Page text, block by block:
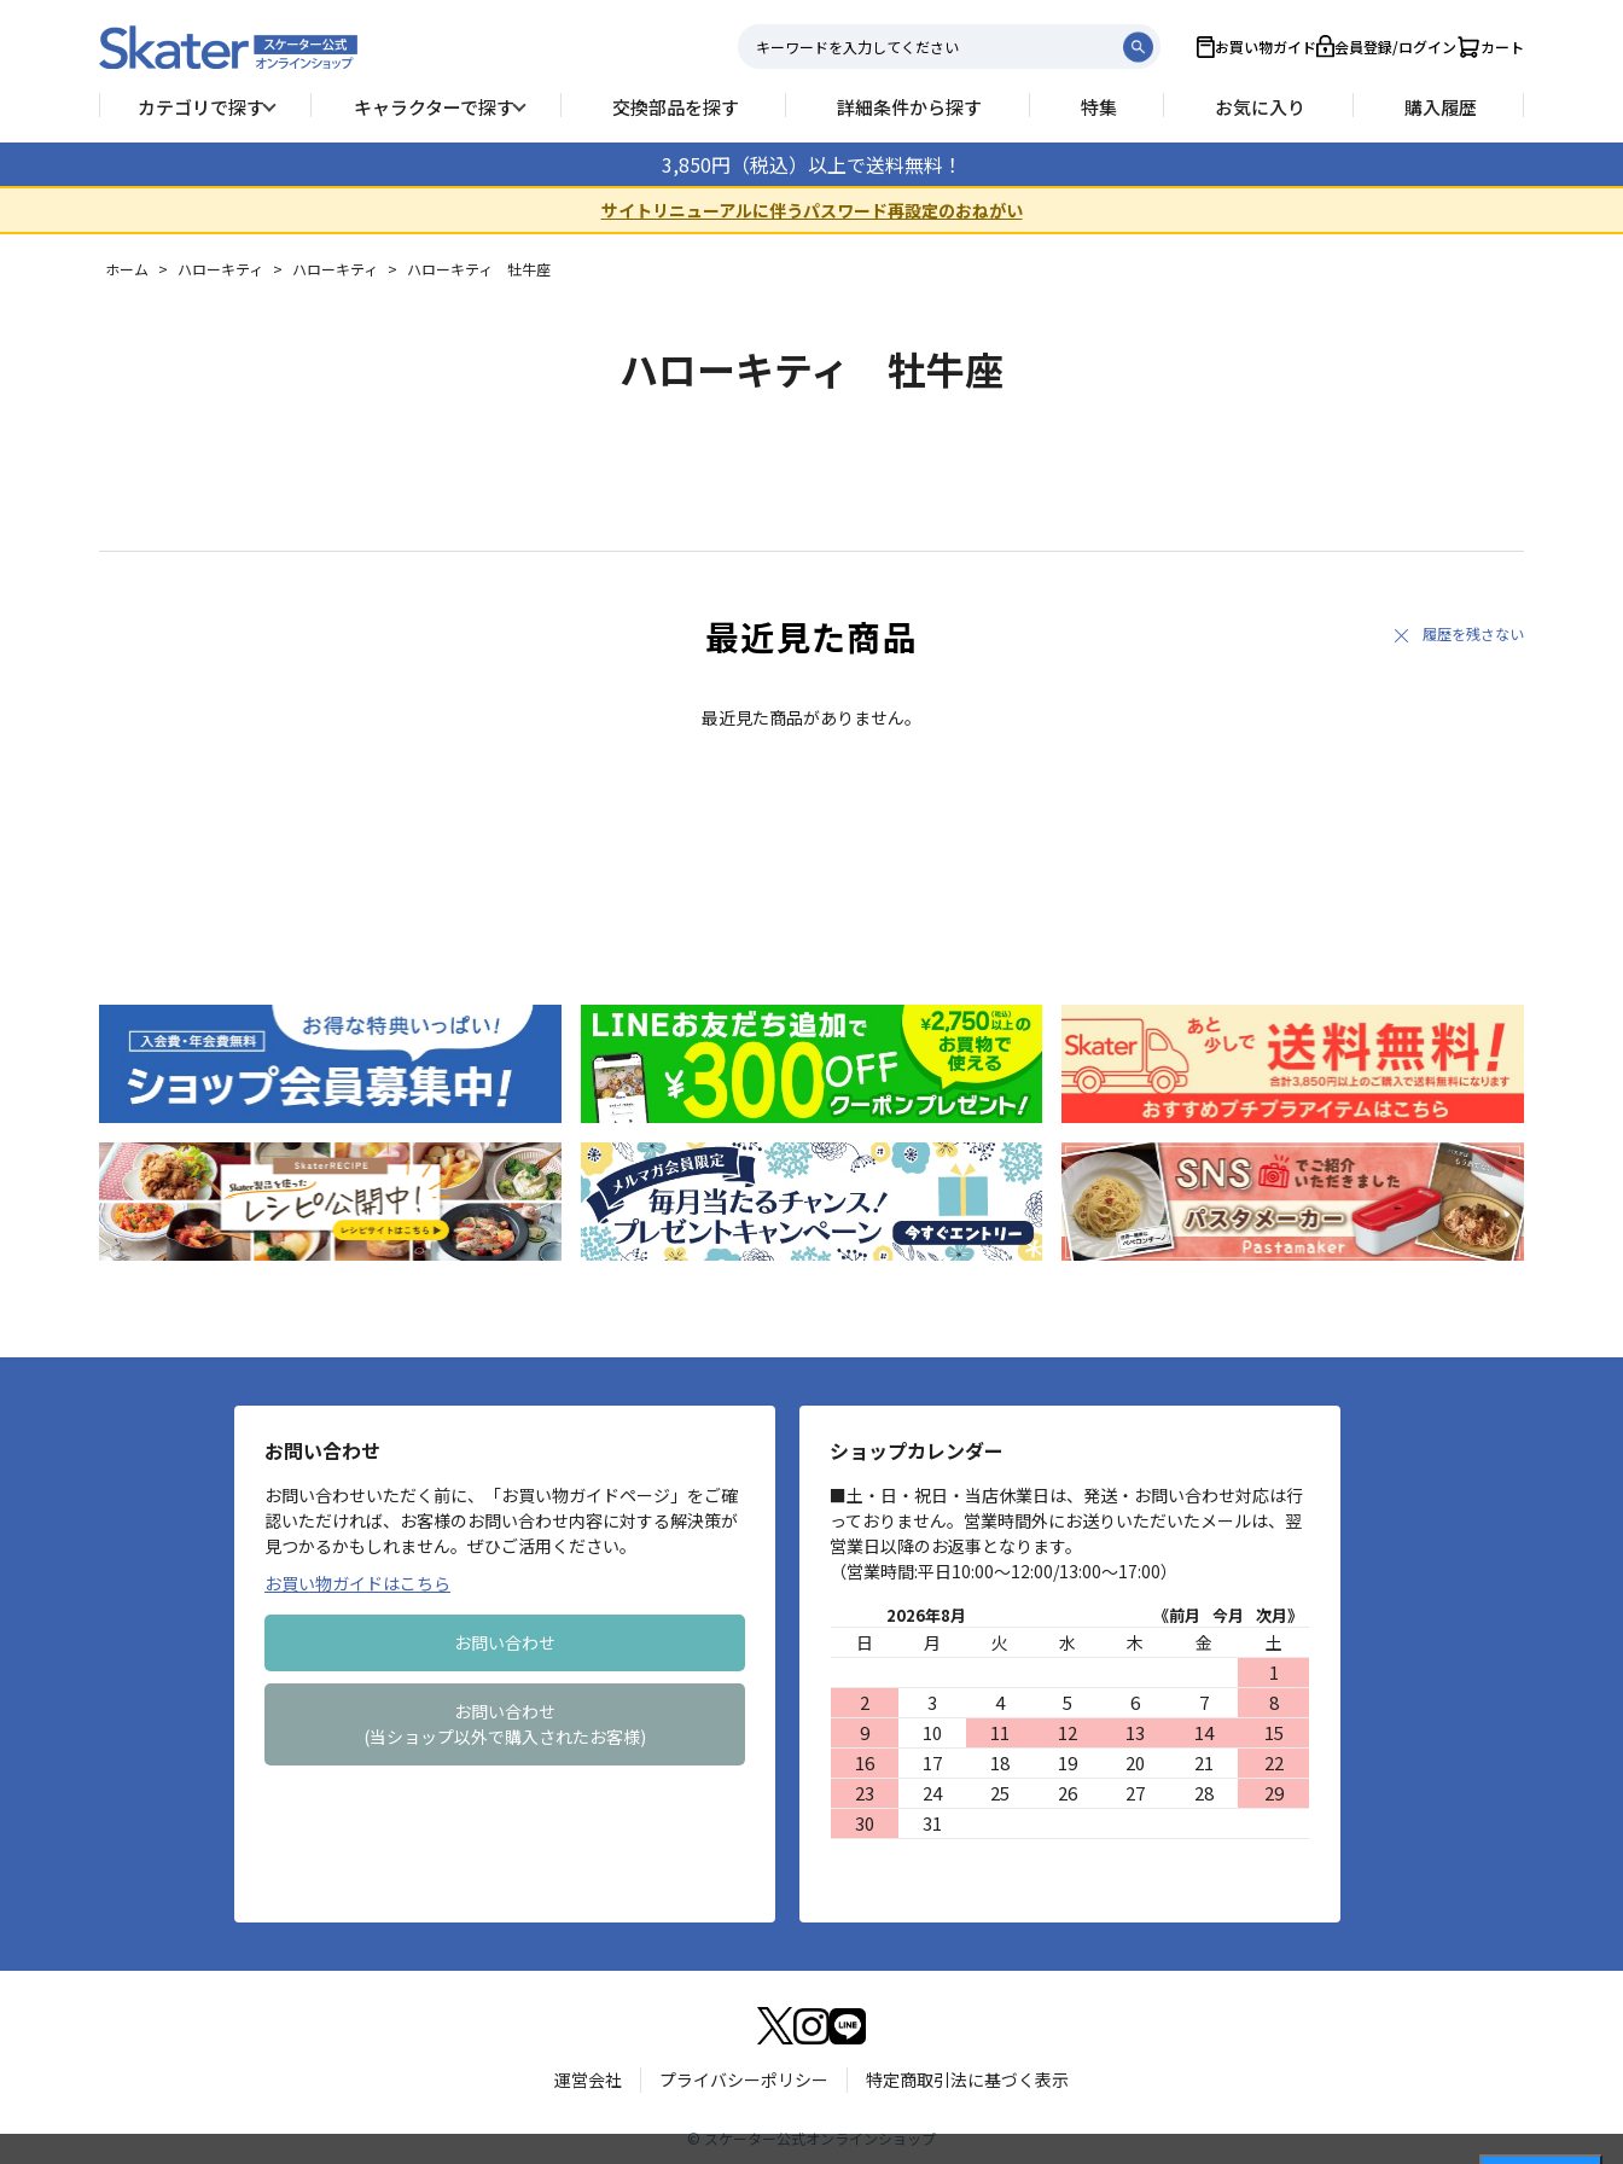
お買い物ガイド 会員登録/ログイン カート
カテゴリで探す キャラクターで探す 交換部品を探す 詳細条件から探す 特集 お気に入り 購入履歴
3,850円（税込）以上で送料無料！
サイトリニューアルに伴うパスワード再設定のおねがい
ホーム > ハローキティ > ハローキティ > ハローキティ 牡牛座
ハローキティ 牡牛座
最近見た商品
最近見た商品がありません。
履歴を残さない
お問い合わせ
お問い合わせいただく前に、「お買い物ガイドページ」をご確
認いただければ、お客様のお問い合わせ内容に対する解決策が
見つかるかもしれません。ぜひご活用ください。
お買い物ガイドはこちら
お問い合わせ
お問い合わせ
(当ショップ以外で購入されたお客様)
ショップカレンダー
■土・日・祝日・当店休業日は、発送・お問い合わせ対応は行
っておりません。営業時間外にお送りいただいたメールは、翌
営業日以降のお返事となります。
（営業時間:平日10:00～12:00/13:00～17:00）
2026年8月 《前月 今月 次月》
日 月 火 水 木 金 土
1
2
3 4 5 6 7
8
9
10 11 12 13 14
15
16
17 18 19 20 21
22
23
24 25 26 27 28
29
30
31
運営会社 プライバシーポリシー 特定商取引法に基づく表示
©スケーター公式オンラインショップ